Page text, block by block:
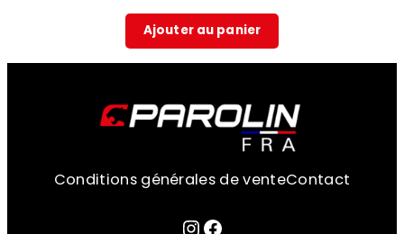
Ajouter au panier
Conditions générales de venteContact
Lien sur la page instagram
Facebook